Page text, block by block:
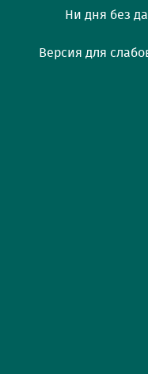
Ни дня без
Версия для